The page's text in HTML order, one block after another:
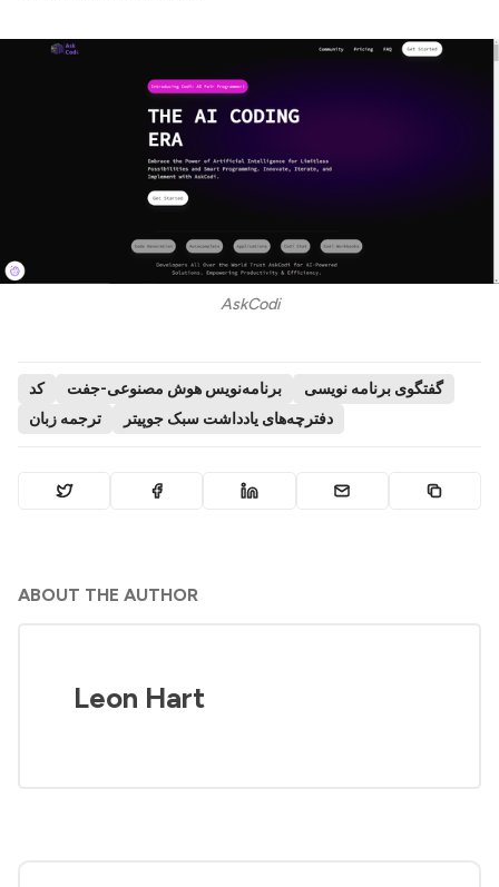
AskCodi
کد برنامه‌نویس هوش مصنوعی-جفت
گفتگوی برنامه نویسی
ترجمه زبان
دفترچه‌های یادداشت سبک جوپیتر
ABOUT THE AUTHOR
Leon Hart